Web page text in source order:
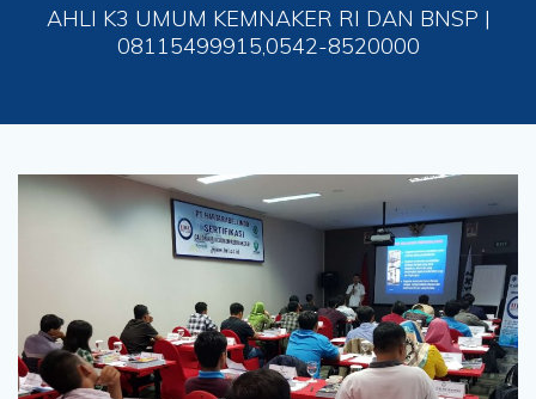
AHLI K3 UMUM KEMNAKER RI DAN BNSP |
08115499915,0542-8520000